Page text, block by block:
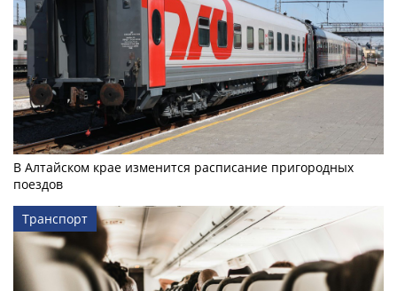
В Алтайском крае изменится расписание пригородных
поездов
Транспорт